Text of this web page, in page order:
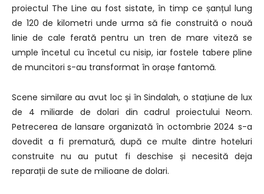
proiectul The Line au fost sistate, în timp ce șanțul lung
de 120 de kilometri unde urma să fie construită o nouă
linie de cale ferată pentru un tren de mare viteză se
umple încetul cu încetul cu nisip, iar fostele tabere pline
de muncitori s-au transformat în orașe fantomă.
Scene similare au avut loc și în Sindalah, o stațiune de lux
de 4 miliarde de dolari din cadrul proiectului Neom.
Petrecerea de lansare organizată în octombrie 2024 s-a
dovedit a fi prematură, după ce multe dintre hoteluri
construite nu au putut fi deschise și necesită deja
reparații de sute de milioane de dolari.